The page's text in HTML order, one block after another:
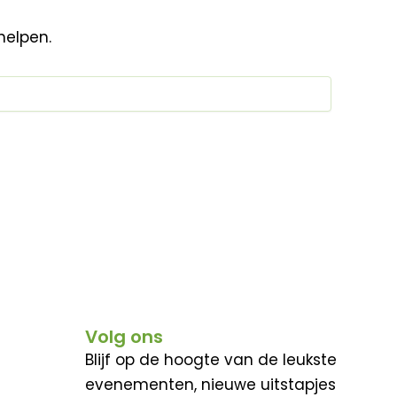
Volg ons
Blijf op de hoogte van de leukste
evenementen, nieuwe uitstapjes